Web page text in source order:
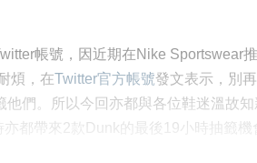
帳號，因近期在Nike Sportswear
煩，在Twitter官方帳號發文表示，別
們。所以今回亦都與各位鞋迷溫故
都帶來2款Dunk的最後19小時抽籤機